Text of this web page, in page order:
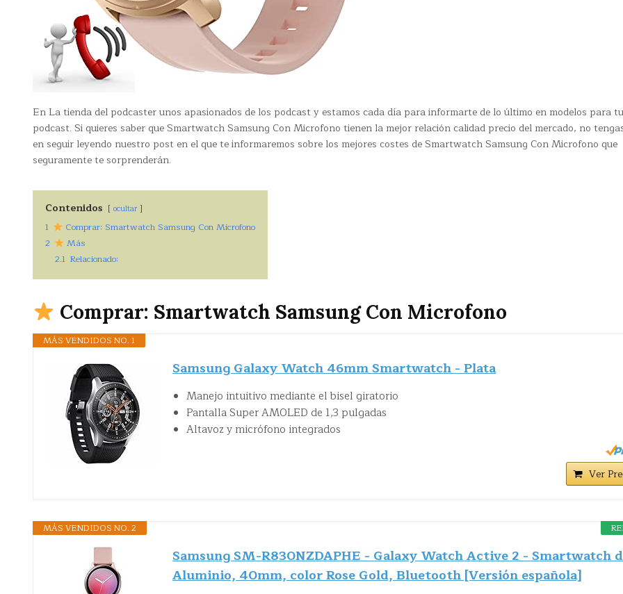
En La tienda del podcaster unos apasionados de los podcast y estamos cada día para informarte de lo último en modelos para tu
podcast. Si quieres saber que Smartwatch Samsung Con Microfono tienen la mejor relación calidad precio del mercado, no
en seguir leyendo nuestro post en el que te informaremos sobre los mejores costes de Smartwatch Samsung Con Microfono que
seguramente te sorprenderán.
Contenidos ocultar
1
Comprar: Smartwatch Samsung Con Microfono
2
Más
2.1 Relacionado:
Comprar: Smartwatch Samsung Con Microfono
MÁS VENDIDOS NO. 1
Samsung Galaxy Watch 46mm Smartwatch - Plata
Manejo intuitivo mediante el bisel giratorio
Pantalla Super AMOLED de 1,3 pulgadas
Altavoz y micrófono integrados
Ver
MÁS VENDIDOS NO. 2
Samsung SM-R830NZDAPHE - Galaxy Watch Active 2 - Smartwatch
Aluminio, 40mm, color Rose Gold, Bluetooth [Versión española]